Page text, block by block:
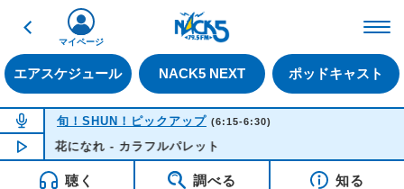
戻る
エアスケジュール NACK5 NEXT ポッドキャスト
マイページ
NOW ON AIR
旬！SHUN！ピックアップ (6:15-6:30)
NOW PLAYING06:09
花になれ - カラフルパレット
聴く 調べる 知る